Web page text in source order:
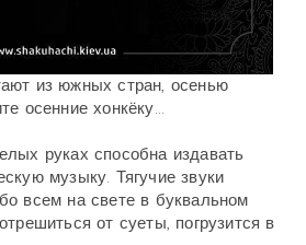
из южных стран, осенью
осенние хонкёку...
руках способна издавать
музыку. Тягучие звуки
всем на свете в буквальном
от суеты, погрузится в